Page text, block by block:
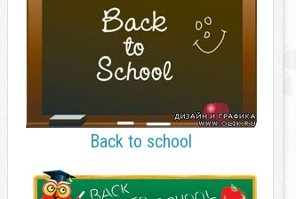
Back to school